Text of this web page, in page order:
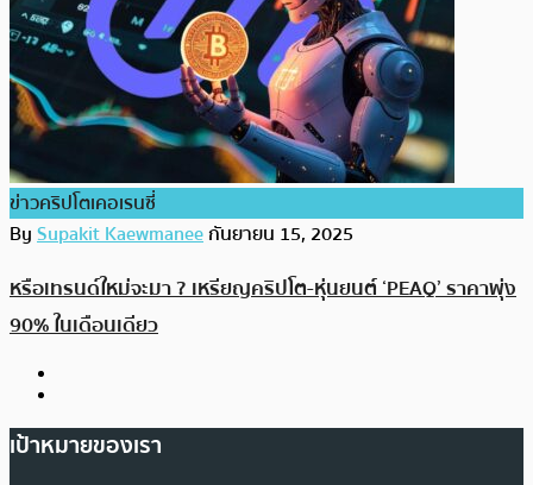
ข่าวคริปโตเคอเรนซี่
BySupakit Kaewmaneeกันยายน 15, 2025
หรือเทรนด์ใหม่จะมา ? เหรียญคริปโต-หุ่นยนต์ ‘PEAQ’ ราคาพุ่ง
90% ในเดือนเดียว
เป้าหมายของเรา